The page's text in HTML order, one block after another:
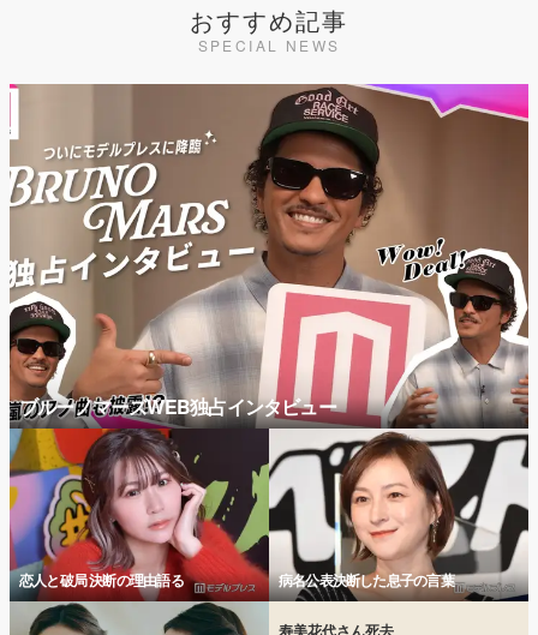
おすすめ記事
SPECIAL NEWS
ブルーノマーズWEB独占インタビュー
恋人と破局 決断の理由語る 病名公表決断した息子の言葉
寿美花代さん死去